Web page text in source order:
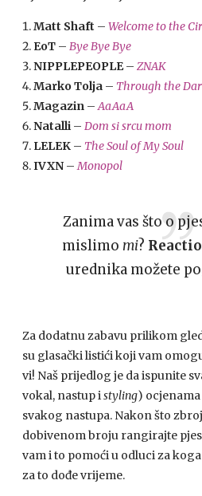
Matt Shaft – Welcome to the
EoT – Bye Bye Bye
NIPPLEPEOPLE– ZNAK
Marko Tolja – Through the
Magazin – AaAaA
Natalli – Dom si srcu mom
LELEK – The Soul of My Soul
IVXN – Monopol
Zanima vas što o
mislimo mi?
urednika možete
Za dodatnu zabavu prilikom
su glasački listići koji vam
vi! Naš prijedlog je da ispunite
vokal, nastup i styling) ocjenama
svakog nastupa. Nakon što
dobivenom broju rangirajte
vam i to pomoći u odluci za
za to dođe vrijeme.